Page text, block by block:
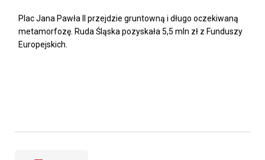
Plac Jana Pawła II przejdzie gruntowną i długo oczekiwaną
metamorfozę. Ruda Śląska pozyskała 5,5 mln zł z Funduszy
Europejskich.